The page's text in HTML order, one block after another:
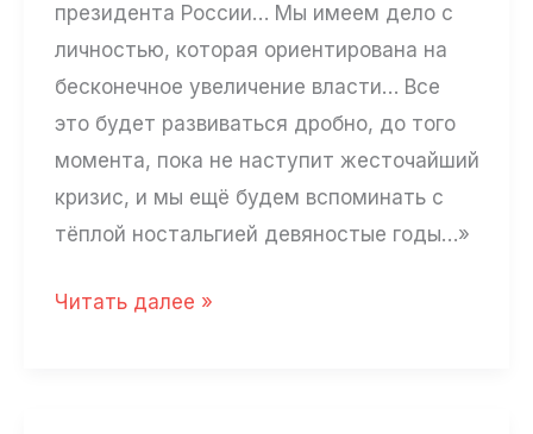
президента России… Мы имеем дело с
личностью, которая ориентирована на
бесконечное увеличение власти… Все
это будет развиваться дробно, до того
момента, пока не наступит жесточайший
кризис, и мы ещё будем вспоминать с
тёплой ностальгией девяностые годы…»
Лола
Читать далее »